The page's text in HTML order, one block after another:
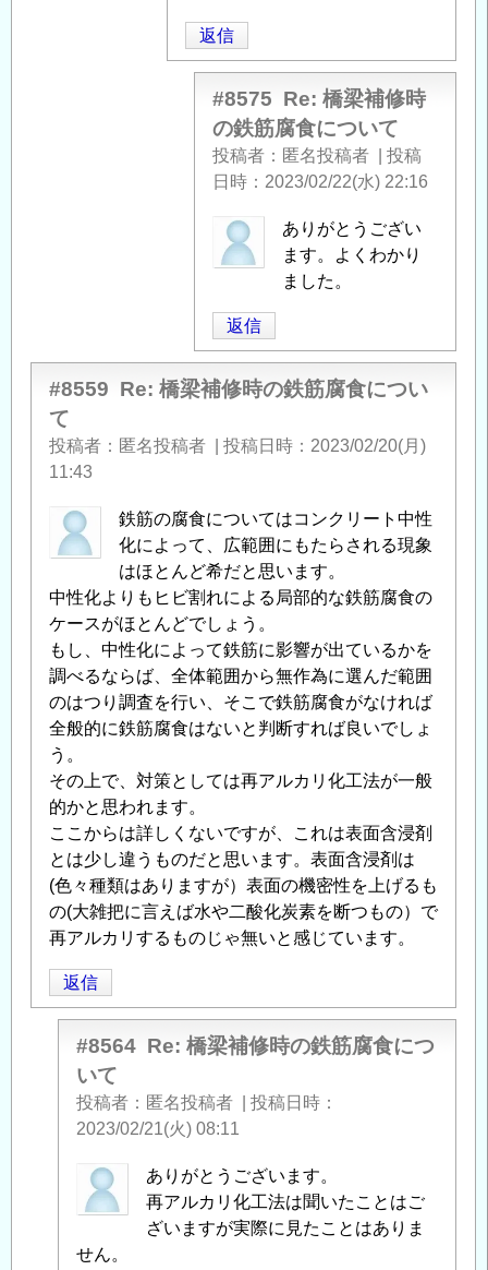
梁
補
て」
へ
返
返信
#8575 Re: 橋梁補修時
の鉄筋腐食について
投稿者 匿名投稿者
投稿
日時
2023/02/22(水) 22:16
匿
名
者
に
よ
「Re:
補
修
時
の
筋
腐
食
に
い
へ
の
返
信
ありがとうござい
ます。よくわかり
ました。
返信
#8559 Re: 橋梁補修時の鉄筋腐食につい
て
投稿者 匿名投稿者 投稿日時
2023/02/20(月)
11:43
鉄筋の腐食についてはコンクリート中性
化によって、広範囲にもたらされる現象
はほとんど希だと思います。
中性化よりもヒビ割れによる局部的な鉄筋腐食の
ケースがほとんどでしょう。
もし、中性化によって鉄筋に影響が出ているかを
調べるならば、全体範囲から無作為に選んだ範囲
のはつり調査を行い、そこで鉄筋腐食がなければ
全般的に鉄筋腐食はないと判断すれば良いでしょ
う。
その上で、対策としては再アルカリ化工法が一般
的かと思われます。
ここからは詳しくないですが、これは表面含浸剤
とは少し違うものだと思います。表面含浸剤は
(色々種類はありますが）表面の機密性を上げるも
の(大雑把に言えば水や二酸化炭素を断つもの）で
再アルカリするものじゃ無いと感じています。
返信
#8564 Re: 橋梁補修時の鉄筋腐食につ
いて
投稿者 匿名投稿者
投稿日時
2023/02/21(火) 08:11
匿
名
稿
ありがとうございます。
再アルカリ化工法は聞いたことはご
ざいますが実際に見たことはありま
せん。